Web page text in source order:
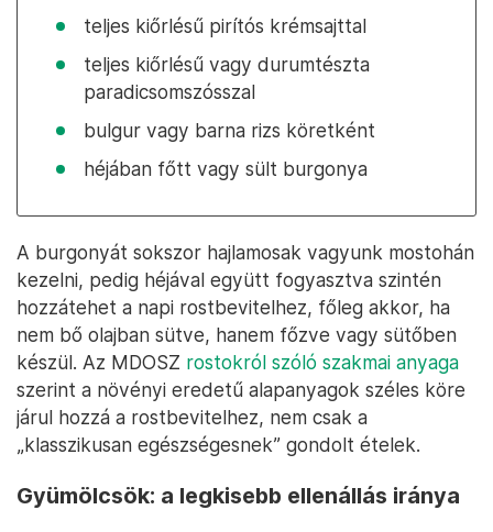
teljes kiőrlésű pirítós krémsajttal
teljes kiőrlésű vagy durumtészta
paradicsomszósszal
bulgur vagy barna rizs köretként
héjában főtt vagy sült burgonya
A burgonyát sokszor hajlamosak vagyunk mostohán
kezelni, pedig héjával együtt fogyasztva szintén
hozzátehet a napi rostbevitelhez, főleg akkor, ha
nem bő olajban sütve, hanem főzve vagy sütőben
készül. Az MDOSZ rostokról szóló szakmai anyaga
szerint a növényi eredetű alapanyagok széles köre
járul hozzá a rostbevitelhez, nem csak a
„klasszikusan egészségesnek” gondolt ételek.
Gyümölcsök: a legkisebb ellenállás iránya